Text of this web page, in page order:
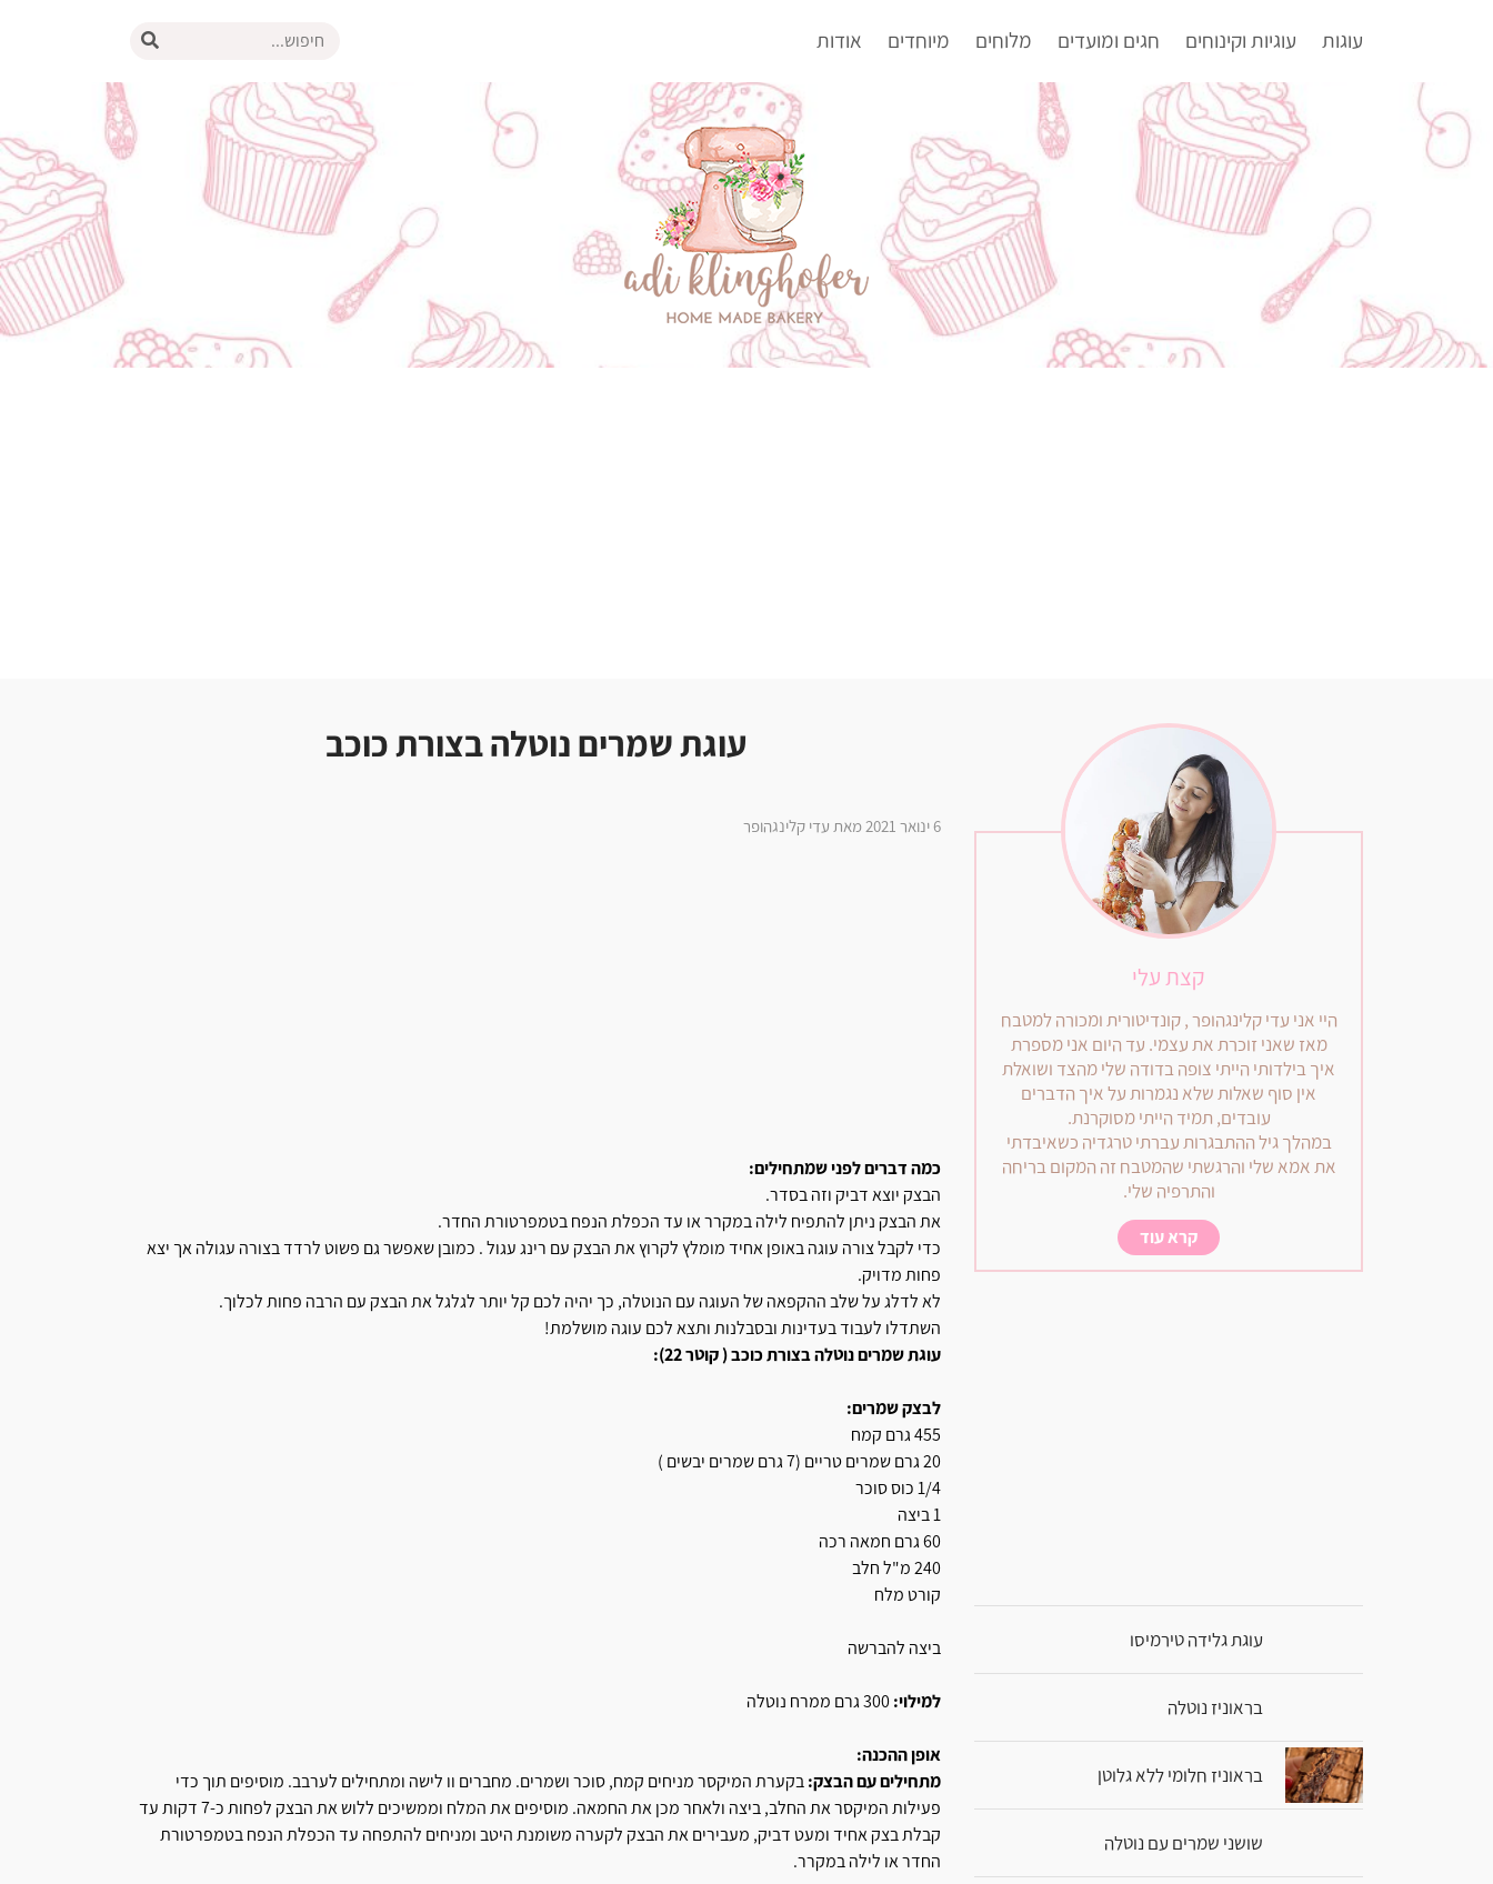
עוגות עוגיות וקינוחים חגים ומועדים מלוחים מיוחדים אודות
קצת עלי
היי אני עדי קלינגהופר , קונדיטורית ומכורה למטבח
מאז שאני זוכרת את עצמי. עד היום אני מספרת
איך בילדותי הייתי צופה בדודה שלי מהצד ושואלת
אין סוף שאלות שלא נגמרות על איך הדברים
עובדים, תמיד הייתי מסוקרנת.
במהלך גיל ההתבגרות עברתי טרגדיה כשאיבדתי
את אמא שלי והרגשתי שהמטבח זה המקום בריחה
והתרפיה שלי.
קרא עוד
עוגת גלידה טירמיסו
בראוניז נוטלה
בראוניז חלומי ללא גלוטן
שושני שמרים עם נוטלה
עוגת שמרים נוטלה בצורת כוכב
6 ינואר 2021 מאת עדי קלינגהופר
כמה דברים לפני שמתחילים:
הבצק יוצא דביק וזה בסדר.
את הבצק ניתן להתפיח לילה במקרר או עד הכפלת הנפח בטמפרטורת החדר.
כדי לקבל צורה עוגה באופן אחיד מומלץ לקרוץ את הבצק עם רינג עגול . כמובן שאפשר גם פשוט לרדד בצורה עגולה אך יצא
פחות מדויק.
לא לדלג על שלב ההקפאה של העוגה עם הנוטלה, כך יהיה לכם קל יותר לגלגל את הבצק עם הרבה פחות לכלוך.
השתדלו לעבוד בעדינות ובסבלנות ותצא לכם עוגה מושלמת!
עוגת שמרים נוטלה בצורת כוכב ( קוטר 22):
לבצק שמרים:
455 גרם קמח
20 גרם שמרים טריים (7 גרם שמרים יבשים )
1/4 כוס סוכר
1 ביצה
60 גרם חמאה רכה
240 מ"ל חלב
קורט מלח
ביצה להברשה
למילוי:
אופן ההכנה:
מתחילים עם הבצק: בקערת המיקסר מניחים קמח, סוכר ושמרים. מחברים וו לישה ומתחילים לערבב. מוסיפים תוך כדי
פעילות המיקסר את החלב, ביצה ולאחר מכן את החמאה. מוסיפים את המלח וממשיכים ללוש את הבצק לפחות כ-7 דקות עד
קבלת בצק אחיד ומעט דביק, מעבירים את הבצק לקערה משומנת היטב ומניחים להתפחה עד הכפלת הנפח בטמפרטורת
החדר או לילה במקרר.